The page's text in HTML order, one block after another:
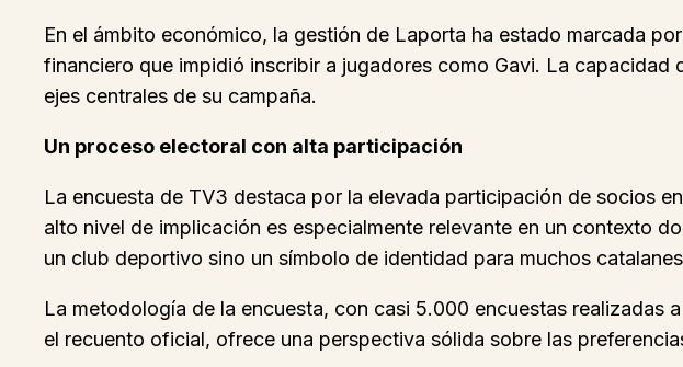
En el ámbito económico, la gestión de Laporta ha estado marcada
financiero que impidió inscribir a jugadores como Gavi. La
ejes centrales de su campaña.
Un proceso electoral con alta participación
La encuesta de TV3 destaca por la elevada participación de socios
alto nivel de implicación es especialmente relevante en un contexto
un club deportivo sino un símbolo de identidad para muchos
La metodología de la encuesta, con casi 5.000 encuestas
el recuento oficial, ofrece una perspectiva sólida sobre las